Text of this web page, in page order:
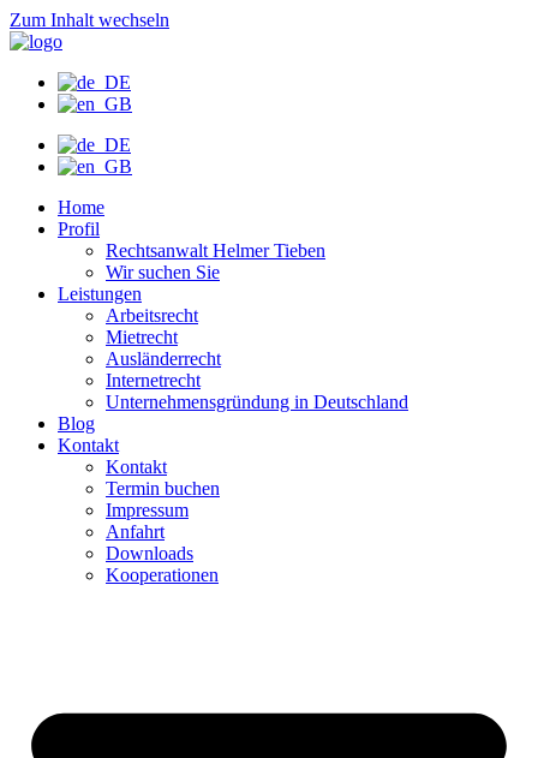
Zum Inhalt wechseln
Home
Profil
Rechtsanwalt Helmer Tieben
Wir suchen Sie
Leistungen
Arbeitsrecht
Mietrecht
Ausländerrecht
Internetrecht
Unternehmensgründung in Deutschland
Blog
Kontakt
Kontakt
Termin buchen
Impressum
Anfahrt
Downloads
Kooperationen